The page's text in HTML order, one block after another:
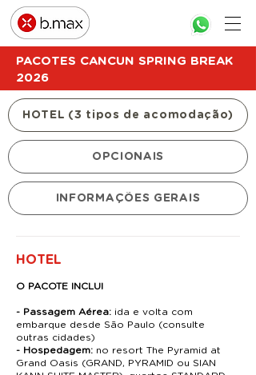
PACOTES CANCUN SPRING BREAK
2026
HOTEL (3 tipos de acomodação)
OPCIONAIS
INFORMAÇÕES GERAIS
HOTEL
O PACOTE INCLUI
- Passagem Aérea: ida e volta com
embarque desde São Paulo (consulte
outras cidades)
- Hospedagem: no resort The Pyramid at
Grand Oasis (GRAND, PYRAMID ou SIAN